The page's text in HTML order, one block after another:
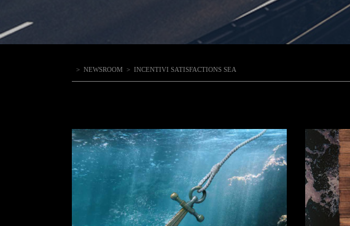
> NEWSROOM > INCENTIVI SATISFACTIONS SEA